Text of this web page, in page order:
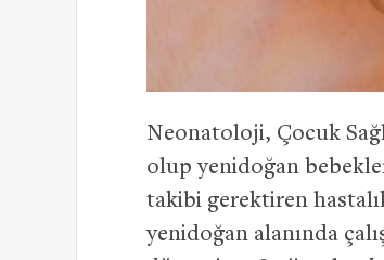
Neonatoloji, Çocuk
olup yenidoğan
takibi gerektiren
yenidoğan alanında